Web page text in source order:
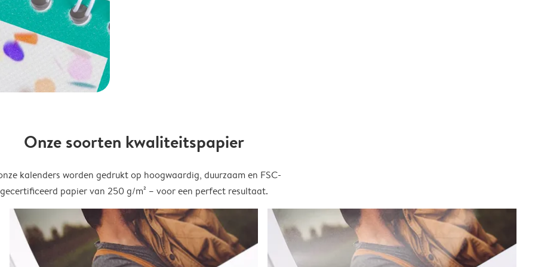
Onze soorten kwaliteitspapier
kalenders worden gedrukt op hoogwaardig, duurzaam en FSC-
gecertificeerd papier van 250 g/m² – voor een perfect resultaat.